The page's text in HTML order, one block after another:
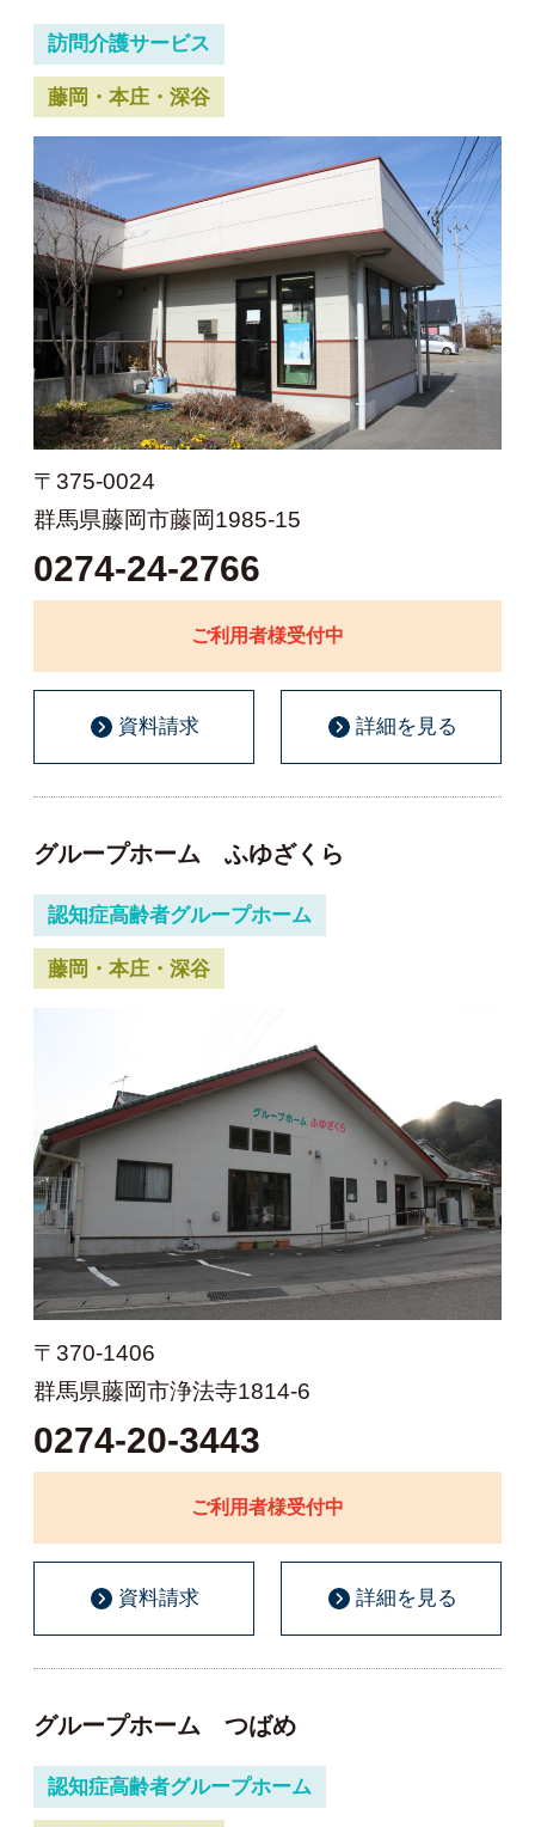
訪問介護サービス
藤岡・本庄・深谷
〒375-0024
群馬県藤岡市藤岡1985-15
0274-24-2766
ご利用者様受付中
資料請求 詳細を見る
グループホーム ふゆざくら
認知症高齢者グループホーム
藤岡・本庄・深谷
〒370-1406
群馬県藤岡市浄法寺1814-6
0274-20-3443
ご利用者様受付中
資料請求 詳細を見る
グループホーム つばめ
認知症高齢者グループホーム